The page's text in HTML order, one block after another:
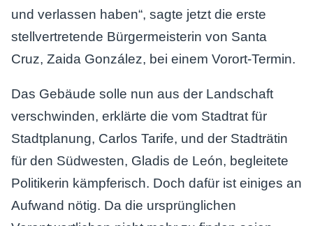
und verlassen haben“, sagte jetzt die erste
stellvertretende Bürgermeisterin von Santa
Cruz, Zaida González, bei einem Vorort-Termin.
Das Gebäude solle nun aus der Landschaft
verschwinden, erklärte die vom Stadtrat für
Stadtplanung, Carlos Tarife, und der Stadträtin
für den Südwesten, Gladis de León, begleitete
Politikerin kämpferisch. Doch dafür ist einiges an
Aufwand nötig. Da die ursprünglichen